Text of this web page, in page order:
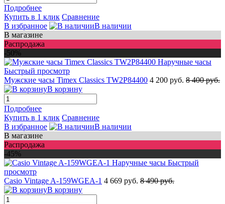
Подробнее
Купить в 1 клик Сравнение
В избранное
В наличии
В магазине
Распродажа
-50%
Быстрый просмотр
Мужские часы Timex Classics TW2P84400 4 200 руб. 8 400 руб.
В корзину
Подробнее
Купить в 1 клик Сравнение
В избранное
В наличии
В магазине
Распродажа
-45%
Быстрый
просмотр
Casio Vintage A-159WGEA-1 4 669 руб. 8 490 руб.
В корзину